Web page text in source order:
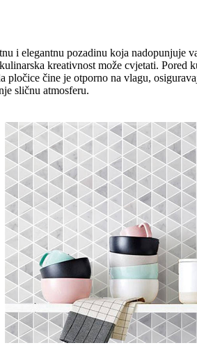
i elegantnu pozadinu koja nadopunjuje
kreativnost može cvjetati. Pored
čine je otporno na vlagu,
sličnu atmosferu.